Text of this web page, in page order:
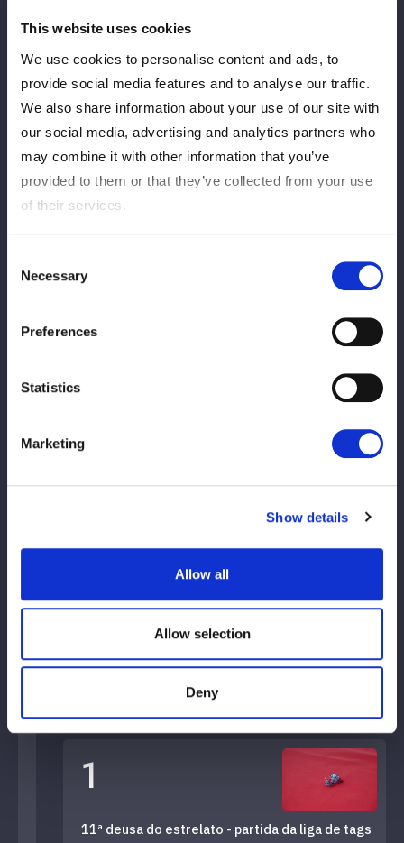
This website uses cookies
We use cookies to personalise content and ads, to
provide social media features and to analyse our traffic.
We also share information about your use of our site with
our social media, advertising and analytics partners who
may combine it with other information that you’ve
provided to them or that they’ve collected from your use
of their services.
Selection
Necessary
Preferences
Statistics
Marketing
Show details
Allow all
Allow selection
Deny
ストに合格。同年11月4日後楽園大会でデビューした。
15年2月には紫雷イオを破りハイスピード王座を初戴冠
するも、同年9月に退団。21年6月に約6年ぶりの復帰を
果たすと、葉月とのFWCでタッグリーグ戦を制覇し正式
入団した。22年1月にはゴッデス王座を初戴冠し、タッ
グ戦線で活躍。25年9月にはCMLL日本女子王座を獲得し
た。試合前に相手選手にクマポーズを提案するのが恒例
タイトル歴
O 7º artista do estrelato
1
1
11ª deusa do estrelato - partida da liga de tags